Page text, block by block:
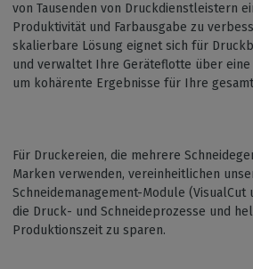
von Tausenden von Druckdienstleistern
Produktivität und Farbausgabe zu
skalierbare Lösung eignet sich für
und verwaltet Ihre Geräteflotte über
um kohärente Ergebnisse für Ihre
Für Druckereien, die mehrere
Marken verwenden, vereinheitlichen
Schneidemanagement-Module (VisualCut
die Druck- und Schneideprozesse und
Produktionszeit zu sparen.